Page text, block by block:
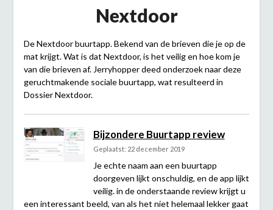
Nextdoor
De Nextdoor buurtapp. Bekend van de brieven die je op de
mat krijgt. Wat is dat Nextdoor, is het veilig en hoe kom je
van die brieven af. Jerryhopper deed onderzoek naar deze
geruchtmakende sociale buurtapp, wat resulteerd in
Dossier Nextdoor.
Bijzondere Buurtapp review
Geplaatst: 22 december 2019
Je echte naam aan een buurtapp
doorgeven lijkt onschuldig, en de app lijkt
veilig. in de onderstaande review krijgt u
een interessant beeld, van als het niet helemaal lekker gaat